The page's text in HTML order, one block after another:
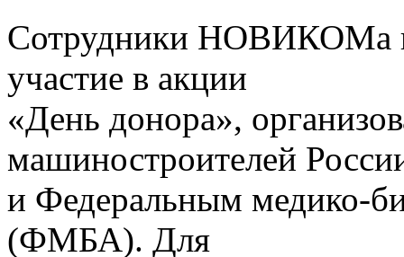
Сотрудники НОВИКОМа
участие в акции
«День донора»,
машиностроителей
и Федеральным медико-
(ФМБА). Для